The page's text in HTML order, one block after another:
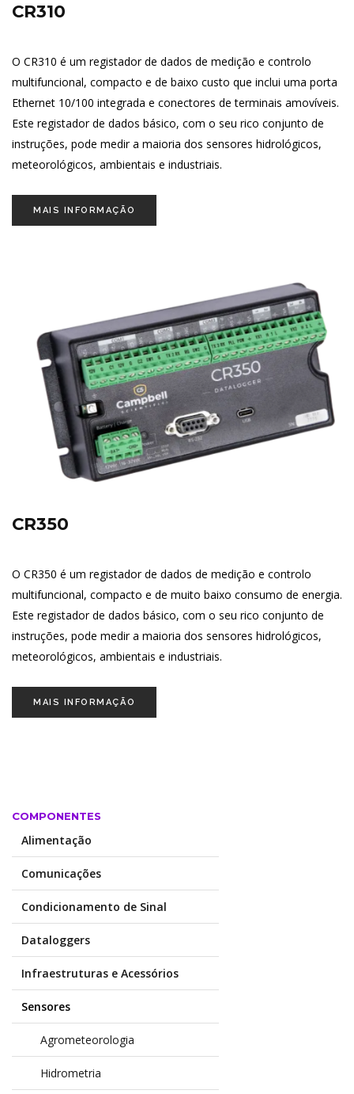
CR310
O CR310 é um registador de dados de medição e controlo
multifuncional, compacto e de baixo custo que inclui uma porta
Ethernet 10/100 integrada e conectores de terminais amovíveis.
Este registador de dados básico, com o seu rico conjunto de
instruções, pode medir a maioria dos sensores hidrológicos,
meteorológicos, ambientais e industriais.
MAIS INFORMAÇÃO
CR350
O CR350 é um registador de dados de medição e controlo
multifuncional, compacto e de muito baixo consumo de energia.
Este registador de dados básico, com o seu rico conjunto de
instruções, pode medir a maioria dos sensores hidrológicos,
meteorológicos, ambientais e industriais.
MAIS INFORMAÇÃO
COMPONENTES
Alimentação
Comunicações
Condicionamento de Sinal
Dataloggers
Infraestruturas e Acessórios
Sensores
Agrometeorologia
Hidrometria